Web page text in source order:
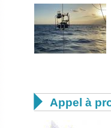
 Appel à